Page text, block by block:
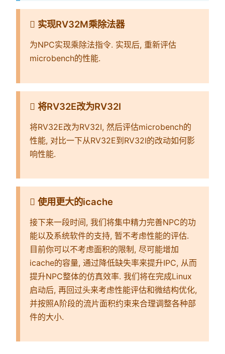
实现RV32M乘除法器
为NPC实现乘除法指令. 实现后, 重新评估
microbench的性能.
将RV32E改为RV32I
将RV32E改为RV32I, 然后评估microbench的
性能, 对比一下从RV32E到RV32I的改动如何影
响性能.
使用更大的icache
接下来一段时间, 我们将集中精力完善NPC的功
能以及系统软件的支持, 暂不考虑性能的评估.
目前你可以不考虑面积的限制, 尽可能增加
icache的容量, 通过降低缺失率来提升IPC, 从而
提升NPC整体的仿真效率. 我们将在完成Linux
启动后, 再回过头来考虑性能评估和微结构优化,
并按照A阶段的流片面积约束来合理调整各种部
件的大小.